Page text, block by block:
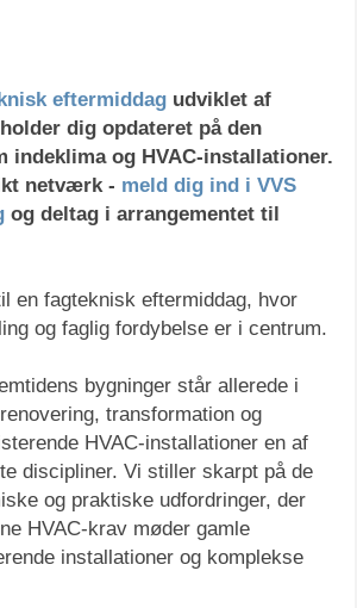
eftermiddag udviklet af
dig opdateret på den
indeklima og HVAC-installationer.
netværk - meld dig ind i VVS
og deltag i arrangementet til
en fagteknisk eftermiddag, hvor
og faglig fordybelse er i centrum.
bygninger står allerede i
transformation og
HVAC-installationer en af
discipliner. Vi stiller skarpt på de
og praktiske udfordringer, der
HVAC-krav møder gamle
installationer og komplekse